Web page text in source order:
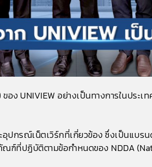
ง UNIVIEW อย่างเป็นทางการในประ
กรณ์เน็ตเวิร์กที่เกี่ยวข้อง ซึ่งเป็นแบร
ฑ์ที่ปฏิบัติตามข้อกำหนดของ NDDA